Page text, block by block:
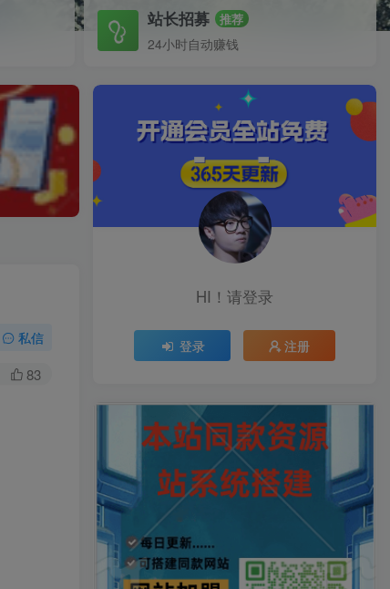
站长招募 推荐
24小时自动赚钱
私信
83
HI！请登录
登录 注册